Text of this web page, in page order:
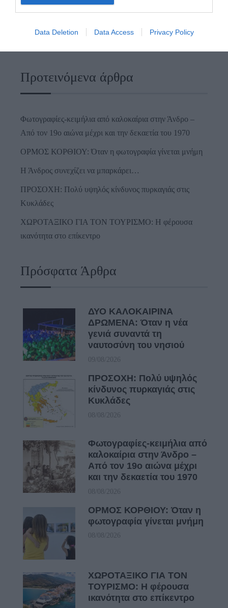
Data Deletion Data Access Privacy Policy
Προτεινόμενα άρθρα
Φωτογραφίες-κειμήλια από καλοκαίρια στην Άνδρο –
Από τον 19ο αιώνα μέχρι και την δεκαετία του 1970
ΟΡΜΟΣ ΚΟΡΘΙΟΥ: Όταν η φωτογραφία γίνεται μνήμη
Η Άνδρος συνεχίζει να μπαρκάρει…
ΠΡΟΣΟΧΗ: Πολύ υψηλός κίνδυνος πυρκαγιάς στις
Κυκλάδες
ΧΩΡΟΤΑΞΙΚΟ ΓΙΑ ΤΟΝ ΤΟΥΡΙΣΜΟ: Η φέρουσα
ικανότητα στο επίκεντρο
Πρόσφατα Άρθρα
ΔΥΟ ΚΑΛΟΚΑΙΡΙΝΑ
ΔΡΩΜΕΝΑ: Όταν η νέα
γενιά συναντά τη
ναυτοσύνη του νησιού
09/08/2026
ΠΡΟΣΟΧΗ: Πολύ υψηλός
κίνδυνος πυρκαγιάς στις
Κυκλάδες
08/08/2026
Φωτογραφίες-κειμήλια από
καλοκαίρια στην Άνδρο –
Από τον 19ο αιώνα μέχρι
και την δεκαετία του 1970
08/08/2026
ΟΡΜΟΣ ΚΟΡΘΙΟΥ: Όταν η
φωτογραφία γίνεται μνήμη
08/08/2026
ΧΩΡΟΤΑΞΙΚΟ ΓΙΑ ΤΟΝ
ΤΟΥΡΙΣΜΟ: Η φέρουσα
ικανότητα στο επίκεντρο